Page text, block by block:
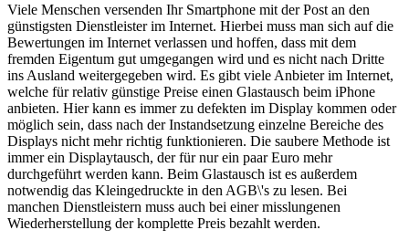
Viele Menschen versenden Ihr Smartphone mit der Post an den
günstigsten Dienstleister im Internet. Hierbei muss man sich auf die
Bewertungen im Internet verlassen und hoffen, dass mit dem
fremden Eigentum gut umgegangen wird und es nicht nach Dritte
ins Ausland weitergegeben wird. Es gibt viele Anbieter im Internet,
welche für relativ günstige Preise einen Glastausch beim iPhone
anbieten. Hier kann es immer zu defekten im Display kommen oder
möglich sein, dass nach der Instandsetzung einzelne Bereiche des
Displays nicht mehr richtig funktionieren. Die saubere Methode ist
immer ein Displaytausch, der für nur ein paar Euro mehr
durchgeführt werden kann. Beim Glastausch ist es außerdem
notwendig das Kleingedruckte in den AGB\'s zu lesen. Bei
manchen Dienstleistern muss auch bei einer misslungenen
Wiederherstellung der komplette Preis bezahlt werden.